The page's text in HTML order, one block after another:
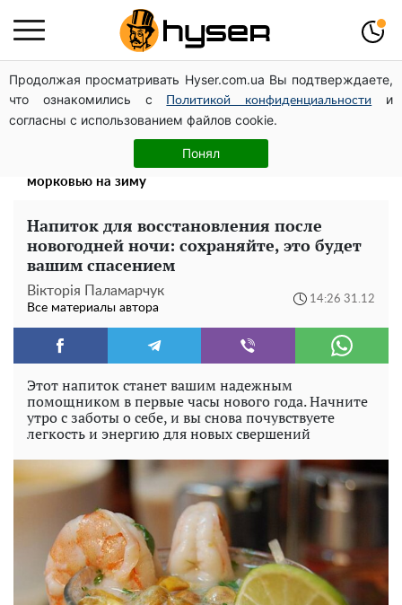
Продолжая просматривать Hyser.com.ua Вы подтверждаете,
что ознакомились с
Политикой конфиденциальности
и
согласны с использованием файлов cookie.
Понял
Дроны с наценкой: Александр Конотопский вывел
миллионы оборонного бюджета через фиктивную
фирму в Эстонии
Такой закуски всегда оказывается мало: рецепт
помидоров по-корейски со сладким перцем и
морковью на зиму
Напиток для восстановления после
новогодней ночи: сохраняйте, это будет
вашим спасением
Вікторія Паламарчук
Все материалы автора
14:26 31.12
Этот напиток станет вашим надежным
помощником в первые часы нового года. Начните
утро с заботы о себе, и вы снова почувствуете
легкость и энергию для новых свершений